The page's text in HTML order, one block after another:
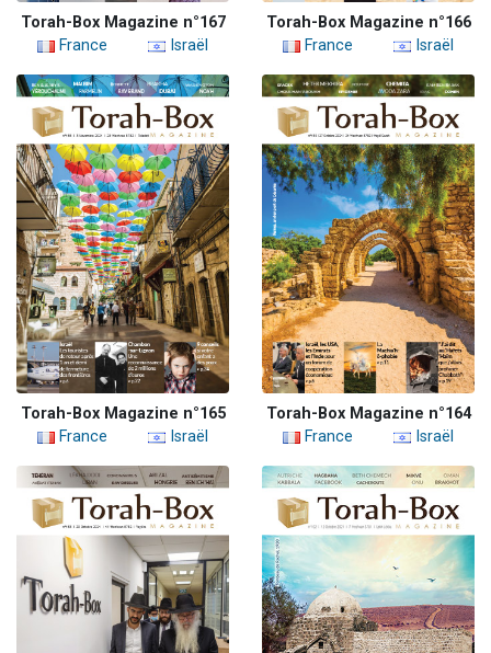
Torah-Box Magazine n°167
France
Israël
Torah-Box Magazine n°166
France
Israël
Torah-Box Magazine n°165
France
Israël
Torah-Box Magazine n°164
France
Israël